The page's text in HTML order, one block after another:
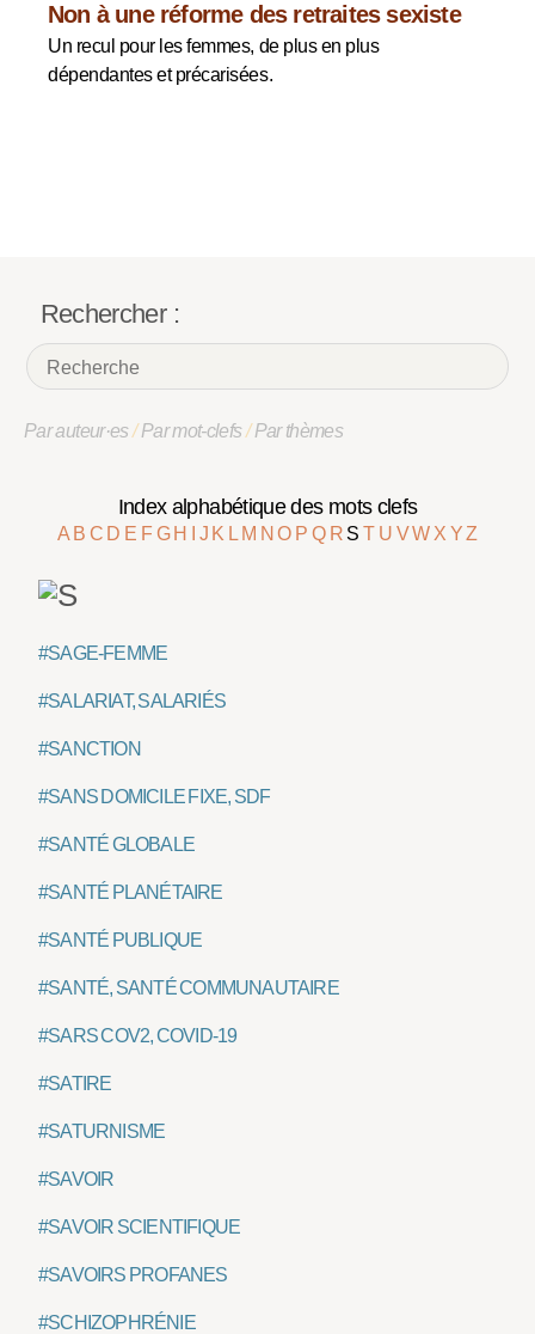
Non à une réforme des retraites sexiste
Un recul pour les femmes, de plus en plus
dépendantes et précarisées.
Rechercher :
Par auteur·es/Par mot-clefs/Par thèmes
Index alphabétique des mots clefs
A B C D E F G H J K L M NO P Q R ST U VW X YZ
#SAGE-FEMME
#SALARIAT, SALARIÉS
#SANCTION
#SANS DOMICILE FIXE, SDF
#SANTÉ GLOBALE
#SANTÉ PLANÉTAIRE
#SANTÉ PUBLIQUE
#SANTÉ, SANTÉ COMMUNAUTAIRE
#SARS COV2, COVID-19
#SATIRE
#SATURNISME
#SAVOIR
#SAVOIR SCIENTIFIQUE
#SAVOIRS PROFANES
#SCHIZOPHRÉNIE